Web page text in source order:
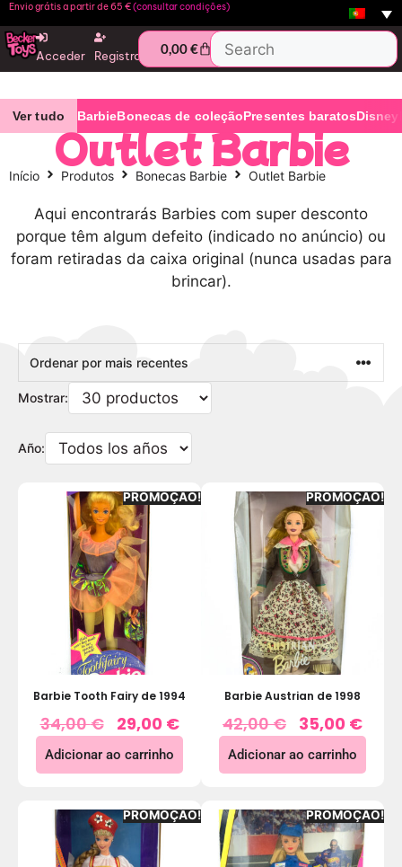
Envio grátis a partir de 65 €(consultar condições)
Acceder Registro 0,00€
Ver tudo BarbieBonecas de coleçãoPresentes baratosDisney
Outlet Barbie
Início Produtos Bonecas Barbie Outlet Barbie
Aqui encontrarás Barbies com super desconto
porque têm algum defeito (indicado no anúncio) ou
foram retiradas da caixa original (nunca usadas para
brincar).
Mostrar:
Año:
PROMOÇÃO!
Barbie Tooth Fairy de 1994
34,00€ 29,00 €
Adicionar ao carrinho
PROMOÇÃO!
Barbie Austrian de 1998
42,00€ 35,00 €
Adicionar ao carrinho
PROMOÇÃO! PROMOÇÃO!